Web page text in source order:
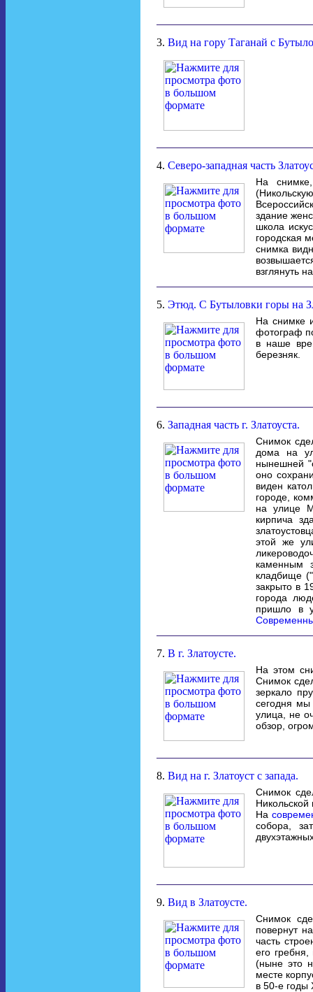
3. Вид на гору Таганай с
4. Северо-западная часть
На
здание
школа
городская
снимка
взглянуть
5. Этюд. С Бутыловки горы на
На снимке
фотограф
в наше
березняк.
6. Западная часть г. Златоуста.
Снимок
дома на
нынешней
оно
виден
городе,
на улице
кирпича
этой же
каменным
кладбище
закрыто в
города
пришло в
7. В г. Златоусте.
На этом
Снимок
зеркало
сегодня мы
улица, не
обзор,
8. Вид на г. Златоуст с запада.
Снимок
На
собора,
9. Вид в Златоусте.
Снимок
повернут
часть
его
(ныне это
месте
в 50-е годы